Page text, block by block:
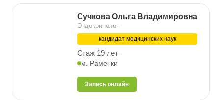
Сучкова Ольга Владимировна
Эндокринолог
кандидат медицинских наук
Стаж 19 лет
м. Раменки
Запись онлайн